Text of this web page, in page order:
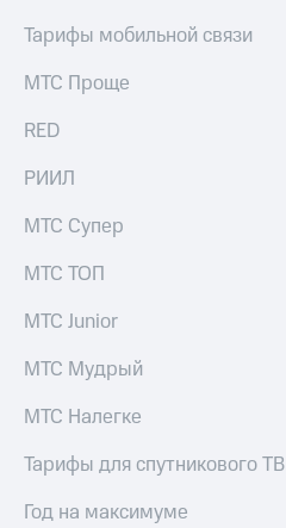
Контроль
аудит
приобретения
Порядок
выкупа
акций
Рынок
Еврооблигации-2023
о
именных
Тарифы мобильной связи
МТС Проще
RED
РИИЛ
МТС Супер
МТС ТОП
МТС Junior
МТС Мудрый
МТС Налегке
Тарифы для спутникового ТВ
Год на максимуме